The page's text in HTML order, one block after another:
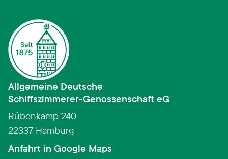
Allgemeine Deutsche
Schiffszimmerer­-­Genossenschaft eG
Rübenkamp 240
22337 Hamburg
Anfahrt in Google Maps